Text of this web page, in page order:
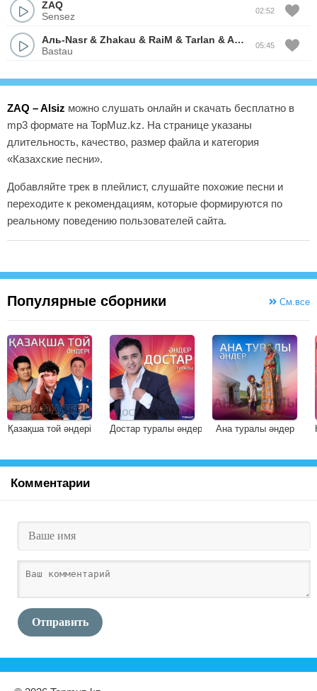
ZAQ
Sensez
02:52
Аль-Nasr& Zhakau & RaiM & Tarlan &Aset Masta &
Bastau
05:45
ZAQ – Alsiz можно слушать онлайн и скачать бесплатно в
mp3 формате на TopMuz.kz. На странице указаны
длительность, качество, размер файла и категория
«Казахские песни».
Добавляйте трек в плейлист, слушайте похожие песни и
переходите к рекомендациям, которые формируются по
реальному поведению пользователей сайта.
Популярные сборники См.все
Қазақша той әндері Достар туралы әндер Ана туралы әндер
Комментарии
Отправить